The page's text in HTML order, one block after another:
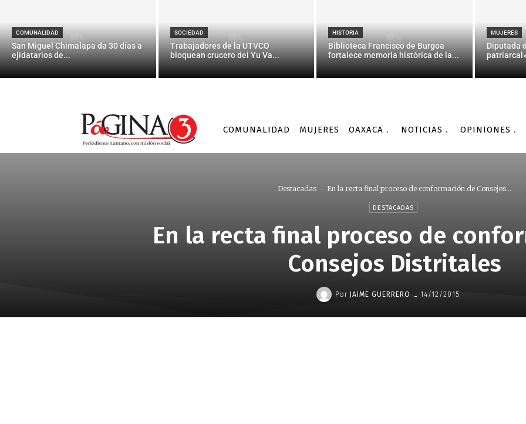
COMUNALIDAD
San Miguel Chimalapa da 30 días a
ejidatarios de...
SOCIEDAD
Trabajadores de la UTVCO
bloquean crucero del Yu Va...
HISTORIA
Biblioteca Francisco de Burgoa
fortalece memoria histórica de la...
MUJERES
Diputada
COMUNALIDAD MUJERES OAXACA NOTICIAS OPINIONES
Destacadas En la recta final proceso de conformación de Consejos...
DESTACADAS
En la recta final proceso de
Consejos Distritales
Por JAIME GUERRERO - 14/12/2015